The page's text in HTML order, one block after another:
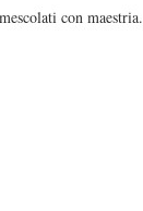
con maestria.